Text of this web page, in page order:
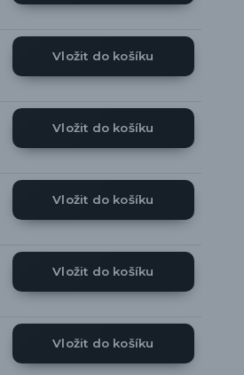
Vložit do košíku
Vložit do košíku
Vložit do košíku
Vložit do košíku
Vložit do košíku